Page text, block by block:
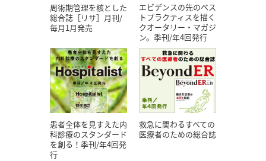
周術期管理を核とした
総合誌［リサ］月刊/
毎月1月発売
エビデンスの先のベス
トプラクティスを描く
クオータリー・マガジ
ン。季刊/年4回発行
患者全体を見すえた内
科診療のスタンダード
を創る！季刊/年4回発
行
救急に関わるすべての
医療者のための総合誌